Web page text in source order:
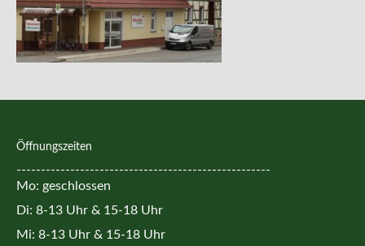
Unsere Geschichte
Kontakt
Öffnungszeiten
----------------------------------------------------
Mo: geschlossen
Di: 8-13 Uhr & 15-18 Uhr
Mi: 8-13 Uhr & 15-18 Uhr